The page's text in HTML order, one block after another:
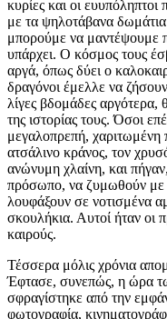
κυρίες και οι ευυπόληπτοι
με τα ψηλοτάβανα δωμάτια
μπορούμε να μαντέψουμε
υπάρχει. Ο κόσμος τους
αργά, όπως δύει ο
δραγόνοι έμελλε να
λίγες βδομάδες
της ιστορίας τους. Όσοι
μεγαλοπρεπή,
ατσάλινο κράνος, τον
ανώνυμη χλαίνη, και
πρόσωπο, να ζυμωθούν
λουφάξουν σε νοτισμένα
σκουλήκια. Αυτοί ήταν οι
καιρούς.
Τέσσερα μόλις χρόνια
Έφτασε, συνεπώς, η ώρα
σφραγίστηκε από την
φωτογραφία,